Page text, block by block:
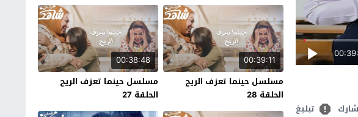
شارك تبليغ
00:39:11
مسلسل حينما تعزف الريح
الحلقة 28
00:38:48
مسلسل حينما تعزف الريح
الحلقة 27